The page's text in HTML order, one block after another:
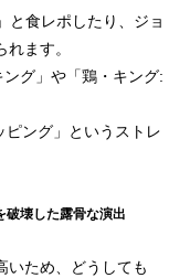
と食レポしたり、ジョ
ます。
グ」や「鶏・キング:
ピング」というストレ
破壊した露骨な演出
いため、どうしても